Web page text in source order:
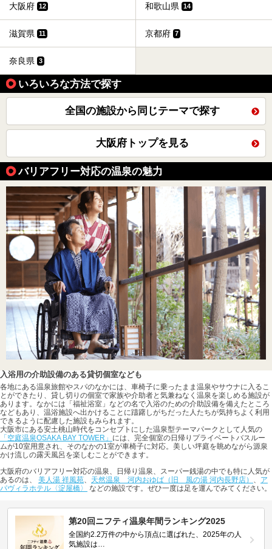
大阪府 12 和歌山県 14
滋賀県 11 京都府 7
奈良県 3
いろいろな方法で探す
全国の施設から同じテーマで探す
大阪府トップを見る
バリアフリー対応の温泉の魅力
入浴用の介助設備のある貸切個室なども
各地にある温泉旅館やスパのなかには、車椅子に乗ったまま温泉やサウナに入るこ
とができたり、貸し切りの個室で家族や介助者と気兼ねなく温泉を楽しめる施設が
あります。なかには「福祉浴室」などの名で入浴のための介助設備を備えたところ
などもあり、温浴施設へ出かけることに躊躇しがちだった人たちが気持ちよく利用
できるように配慮した施設もみられます。
大阪市にある安土桃山時代をコンセプトにした温泉型テーマパークとして人気の
「空庭温泉OSAKA BAY TOWER」 には、完全個室の日帰りプライベートバスルー
ムが10室用意され、そのなかの1室が車椅子に対応。美しい坪庭を眺めながら源泉
かけ流しの露天風呂を楽しむことができます。
大阪府のバリアフリー対応の温泉、日帰り温泉、スーパー銭湯の中でも特に人気が
あるのは、 美人湯 祥風苑、 天然温泉 河内おゆば（旧 風の湯 河内長野店） 、 ア
パヴィラホテル〈淀屋橋〉
などの施設です。ぜひ一度は足を運んでみてください。
第20回ニフティ温泉年間ランキング2025
全国約2.2万件の中から頂点に選ばれた、2025年の人
気施設は…